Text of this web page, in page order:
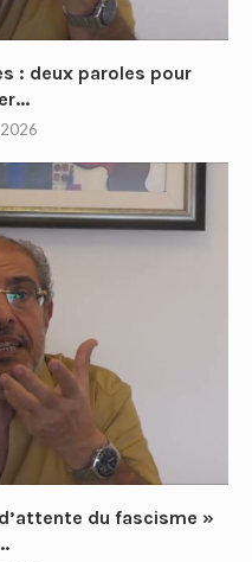
: deux paroles pour
du fascisme »